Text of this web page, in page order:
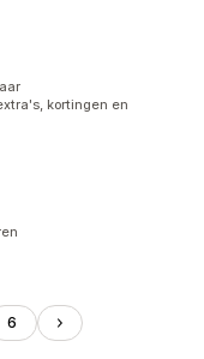
kortingen en
6